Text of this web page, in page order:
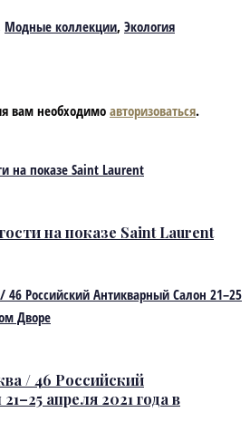
Модные коллекции, Экология
вам необходимо авторизоваться.
на показе Saint Laurent
/ 46 Российский
апреля 2021 года в